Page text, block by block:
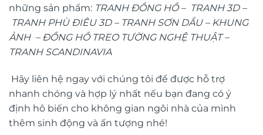
những sản phẩm: TRANH ĐỒNG HỒ– TRANH 3D–
TRANH PHÙ ĐIÊU 3D– TRANH SƠN DẦU– KHUNG
ẢNH – ĐỒNG HỒ TREO TƯỜNG NGHỆ THUẬT–
TRANH SCANDINAVIA
Hãy liên hệ ngay với chúng tôi để được hỗ trợ
nhanh chóng và hợp lý nhất nếu bạn đang có ý
định hô biến cho không gian ngôi nhà của mình
thêm sinh động và ấn tượng nhé!